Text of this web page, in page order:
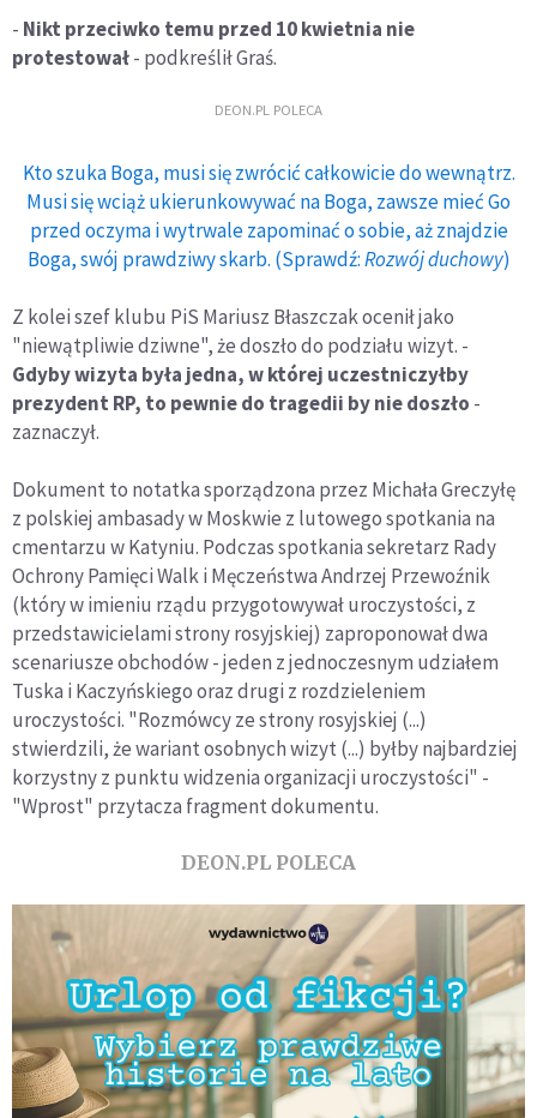
- Nikt przeciwko temu przed 10 kwietnia nie
protestował- podkreślił Graś.
DEON.PL POLECA
Kto szuka Boga, musi się zwrócić całkowicie do wewnątrz.
Musi się wciąż ukierunkowywać na Boga, zawsze mieć Go
przed oczyma i wytrwale zapominać o sobie, aż znajdzie
Boga, swój prawdziwy skarb. (Sprawdź:Rozwój duchowy)
Z kolei szef klubu PiS Mariusz Błaszczak ocenił jako
"niewątpliwie dziwne", że doszło do podziału wizyt. -
Gdyby wizyta była jedna, w której uczestniczyłby
prezydent RP, to pewnie do tragedii by nie doszło -
zaznaczył.
Dokument to notatka sporządzona przez Michała Greczyłę
z polskiej ambasady w Moskwie z lutowego spotkania na
cmentarzu w Katyniu. Podczas spotkania sekretarz Rady
Ochrony Pamięci Walk i Męczeństwa Andrzej Przewoźnik
(który w imieniu rządu przygotowywał uroczystości, z
przedstawicielami strony rosyjskiej) zaproponował dwa
scenariusze obchodów - jeden z jednoczesnym udziałem
Tuska i Kaczyńskiego oraz drugi z rozdzieleniem
uroczystości. "Rozmówcy ze strony rosyjskiej (...)
stwierdzili, że wariant osobnych wizyt (...) byłby najbardziej
korzystny z punktu widzenia organizacji uroczystości" -
"Wprost" przytacza fragment dokumentu.
DEON.PL POLECA